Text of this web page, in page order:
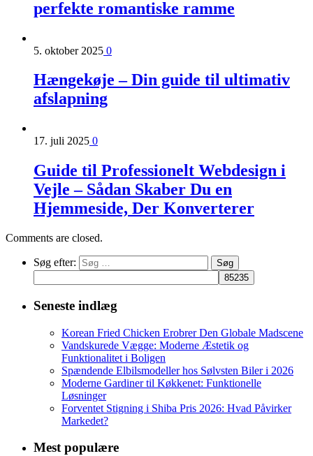
perfekte romantiske ramme
5. oktober 2025 0
Hængekøje – Din guide til ultimativ
afslapning
17. juli 2025 0
Guide til Professionelt Webdesign i
Vejle – Sådan Skaber Du en
Hjemmeside, Der Konverterer
Comments are closed.
Søg efter:
Seneste indlæg
Korean Fried Chicken Erobrer Den Globale Madscene
Vandskurede Vægge: Moderne Æstetik og
Funktionalitet i Boligen
Spændende Elbilsmodeller hos Sølvsten Biler i 2026
Moderne Gardiner til Køkkenet: Funktionelle
Løsninger
Forventet Stigning i Shiba Pris 2026: Hvad Påvirker
Markedet?
Mest populære